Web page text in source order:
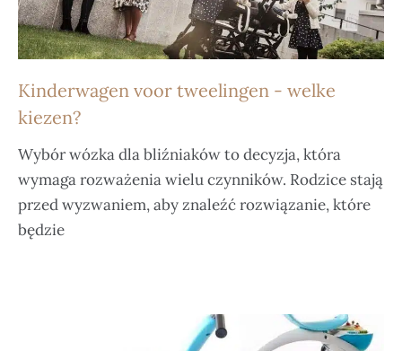
Kinderwagen voor tweelingen - welke
kiezen?
Wybór wózka dla bliźniaków to decyzja, która
wymaga rozważenia wielu czynników. Rodzice stają
przed wyzwaniem, aby znaleźć rozwiązanie, które
będzie